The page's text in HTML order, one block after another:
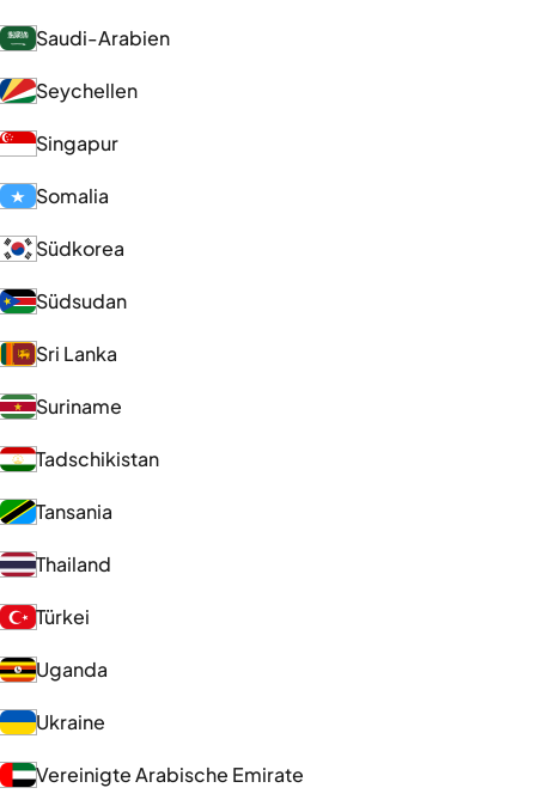
Saudi-Arabien
Seychellen
Singapur
Somalia
Südkorea
Südsudan
Sri Lanka
Suriname
Tadschikistan
Tansania
Thailand
Türkei
Uganda
Ukraine
Vereinigte Arabische Emirate